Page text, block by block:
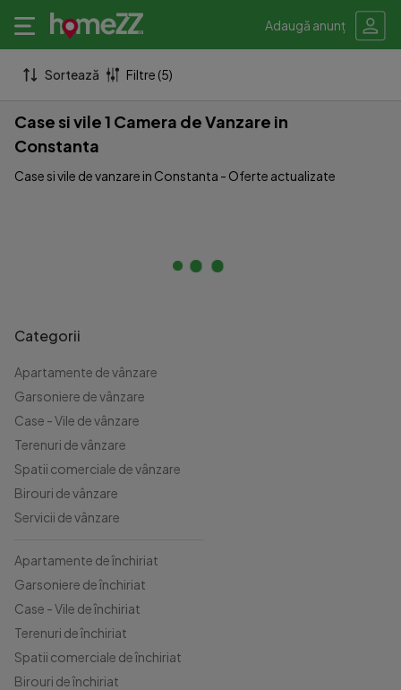
Adaugă anunț
Sortează Filtre (5)
Case si vile 1 Camera de Vanzare in
Constanta
Case si vile de vanzare in Constanta - Oferte actualizate
Categorii
Apartamente de vânzare
Garsoniere de vânzare
Case - Vile de vânzare
Terenuri de vânzare
Spatii comerciale de vânzare
Birouri de vânzare
Servicii de vânzare
Apartamente de închiriat
Garsoniere de închiriat
Case - Vile de închiriat
Terenuri de închiriat
Spatii comerciale de închiriat
Birouri de închiriat